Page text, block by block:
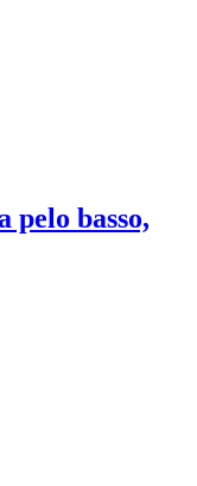
pelo basso,